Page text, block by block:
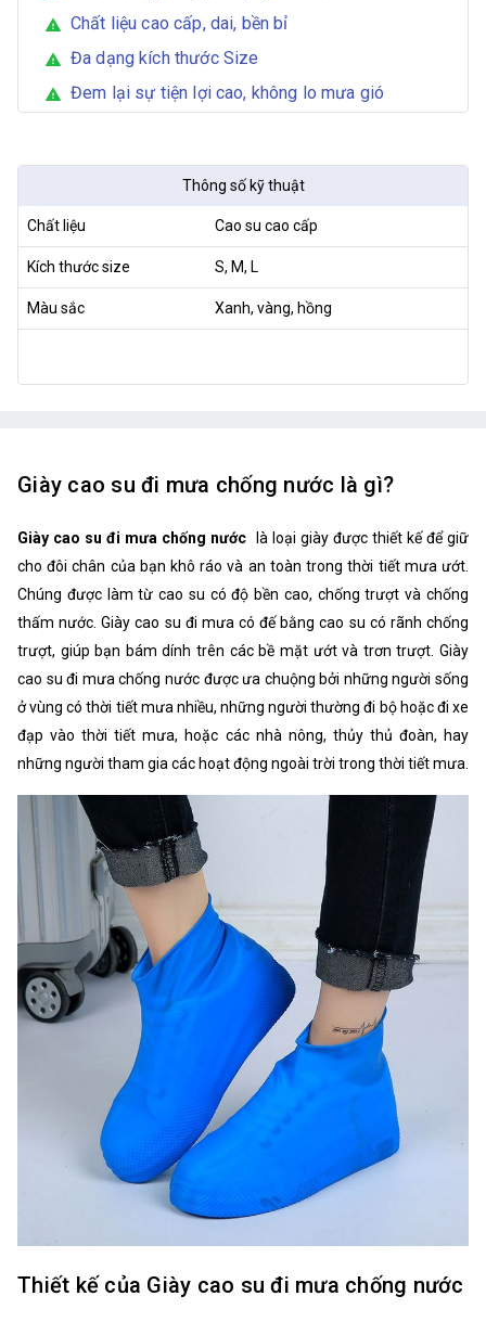
warning Chất liệu cao cấp, dai, bền bỉ
warning Đa dạng kích thước Size
warning Đem lại sự tiện lợi cao, không lo mưa gió
Thông số kỹ thuật
Chất liệu Cao su cao cấp
Kích thước size S, M, L
Màu sắc Xanh, vàng, hồng
Giày cao su đi mưa chống nước là gì?
Giày cao su đi mưa chống nước là loại giày được thiết kế để giữ
cho đôi chân của bạn khô ráo và an toàn trong thời tiết mưa ướt.
Chúng được làm từ cao su có độ bền cao, chống trượt và chống
thấm nước. Giày cao su đi mưa có đế bằng cao su có rãnh chống
trượt, giúp bạn bám dính trên các bề mặt ướt và trơn trượt. Giày
cao su đi mưa chống nước được ưa chuộng bởi những người sống
ở vùng có thời tiết mưa nhiều, những người thường đi bộ hoặc đi xe
đạp vào thời tiết mưa, hoặc các nhà nông, thủy thủ đoàn, hay
những người tham gia các hoạt động ngoài trời trong thời tiết mưa.
Thiết kế của Giày cao su đi mưa chống nước